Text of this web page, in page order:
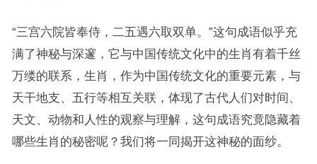
“三宫六院皆奉侍，二五遇六取双单。”这句成语似乎充
满了神秘与深邃，它与中国传统文化中的生肖有着千丝
万缕的联系，生肖，作为中国传统文化的重要元素，与
天干地支、五行等相互关联，体现了古代人们对时间、
天文、动物和人性的观察与理解，这句成语究竟隐藏着
哪些生肖的秘密呢？我们将一同揭开这神秘的面纱。